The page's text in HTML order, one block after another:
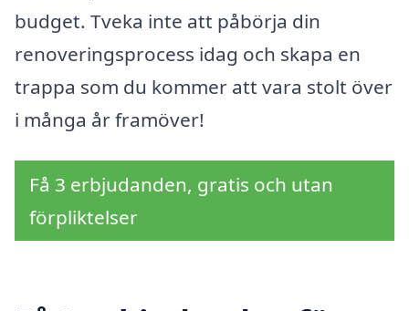
budget. Tveka inte att påbörja din
renoveringsprocess idag och skapa en
trappa som du kommer att vara stolt över
i många år framöver!
Få 3 erbjudanden, gratis och utan
förpliktelser